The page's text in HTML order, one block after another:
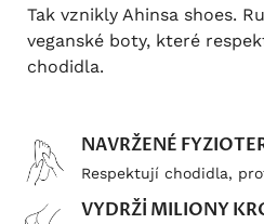
Tak vznikly Ahinsa shoes.
veganské boty, které
chodidla.
NAVRŽENÉ
Respektují chodidla,
VYDRŽÍ MILIONY